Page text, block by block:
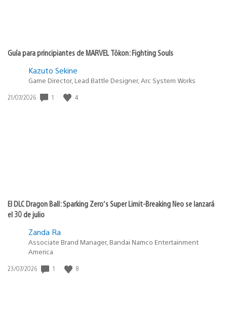
Guía para principiantes de MARVEL Tōkon: Fighting Souls
Kazuto Sekine
Game Director, Lead Battle Designer, Arc System Works
Fecha
21/07/2026 1 4
El DLC Dragon Ball: Sparking Zero’s Super Limit-Breaking Neo se lanzará
el 30 de julio
Zanda Ra
Associate Brand Manager, Bandai Namco Entertainment
America
Fecha
23/07/2026 1 8